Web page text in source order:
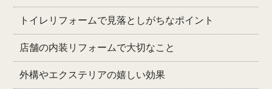
トイレリフォームで見落としがちなポイント
店舗の内装リフォームで大切なこと
外構やエクステリアの嬉しい効果